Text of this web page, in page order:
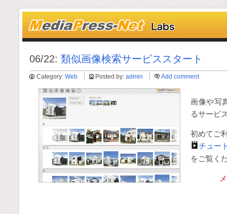
06/22: 類似画像検索サービススタート
Category: Web Posted by: admin Add comment
画像や写
るサービ
初めてご
チュー
をご覧く